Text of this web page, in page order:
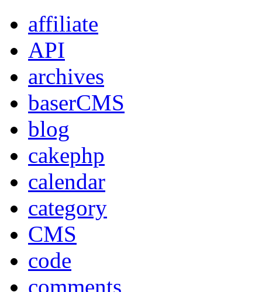
affiliate
API
archives
baserCMS
blog
cakephp
calendar
category
CMS
code
comments